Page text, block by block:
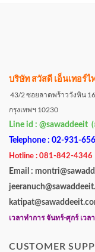
บริษัท สวัสดี เอ็นเทอร์ไ
43/2 ซอยลาดพร้าววังหิน
กรุงเทพฯ 10230
Line id : @sawaddeeit (
Telephone : 02-931-
Hotline : 081-842-
Email :
เวลาทำการ จันทร์-ศุกร์ เวล
CUSTOMER